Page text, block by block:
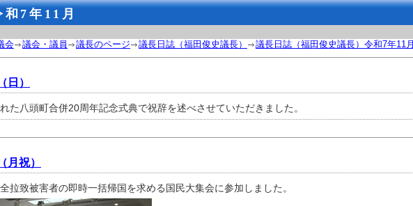
7年11月
会 議会・議員 議長のページ 議長日誌（福田俊史議長） 議長日誌（福田俊史議長）令和7年11月
日）
た八頭町合併20周年記念式典で祝辞を述べさせていただきました。
月祝）
拉致被害者の即時一括帰国を求める国民大集会に参加しました。